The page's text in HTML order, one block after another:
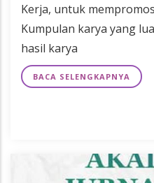
Kerja, untuk
Kumpulan karya yang
hasil karya
BACA SELENGKAPNYA